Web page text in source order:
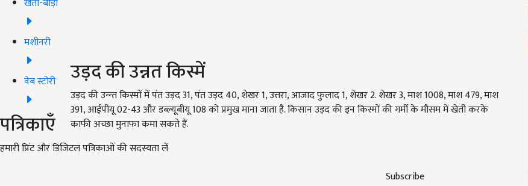
मशीनरी
वेब स्टोरी
पत्रिकाएँ
हमारी प्रिंट और डिजिटल पत्रिकाओं की सदस्यता लें
Subscribe
उड़द की उन्नत किस्में
उड़द की उन्न्त किस्मों में पंत उड़द 31, पंत उड़द 40, शेखर 1, उत्तरा, आजाद फुलाद 1, शेखर 2. शेखर 3, माश 1008, माश 479, माश
391, आईपीयू 02-43 और डब्ल्यूबीयू 108 को प्रमुख माना जाता है. किसान उड़द की इन किस्मों की गर्मी के मौसम में खेती करके
काफी अच्छा मुनाफा कमा सकते हैं.